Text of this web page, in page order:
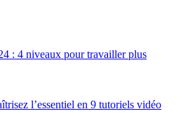
: 4 niveaux pour travailler plus
l’essentiel en 9 tutoriels vidéo